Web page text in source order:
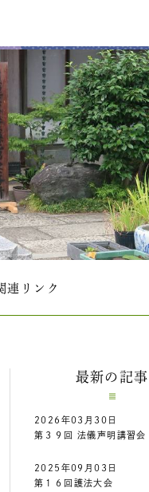
連リンク
最新の記事
2026年03月30日
第３９回 法儀声明講習会
2025年09月03日
第１６回護法大会